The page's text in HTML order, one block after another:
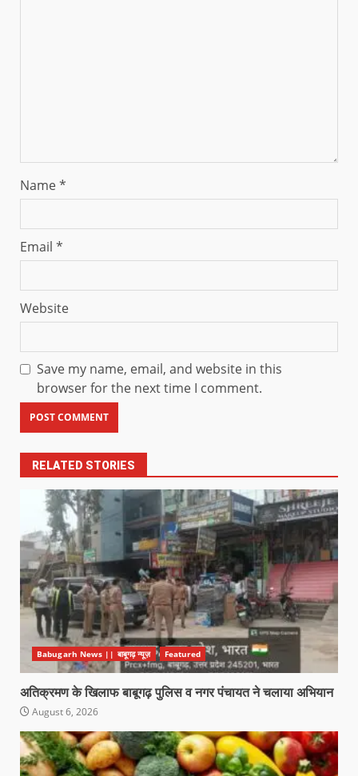
Name*
Email *
Website
Save my name, email, and website in this
browser for the next time I comment.
RELATED STORIES
Babugarh News || बाबूगढ़ न्यूज़ Featured
अतिक्रमण के खिलाफ बाबूगढ़ पुलिस व नगर पंचायत ने चलाया अभियान
August 6, 2026